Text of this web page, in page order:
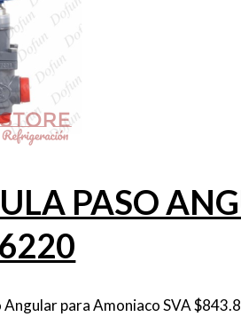
PASO
Angular para Amoniaco SVA$